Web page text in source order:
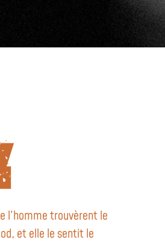
l’homme trouvèrent le
et elle le sentit le